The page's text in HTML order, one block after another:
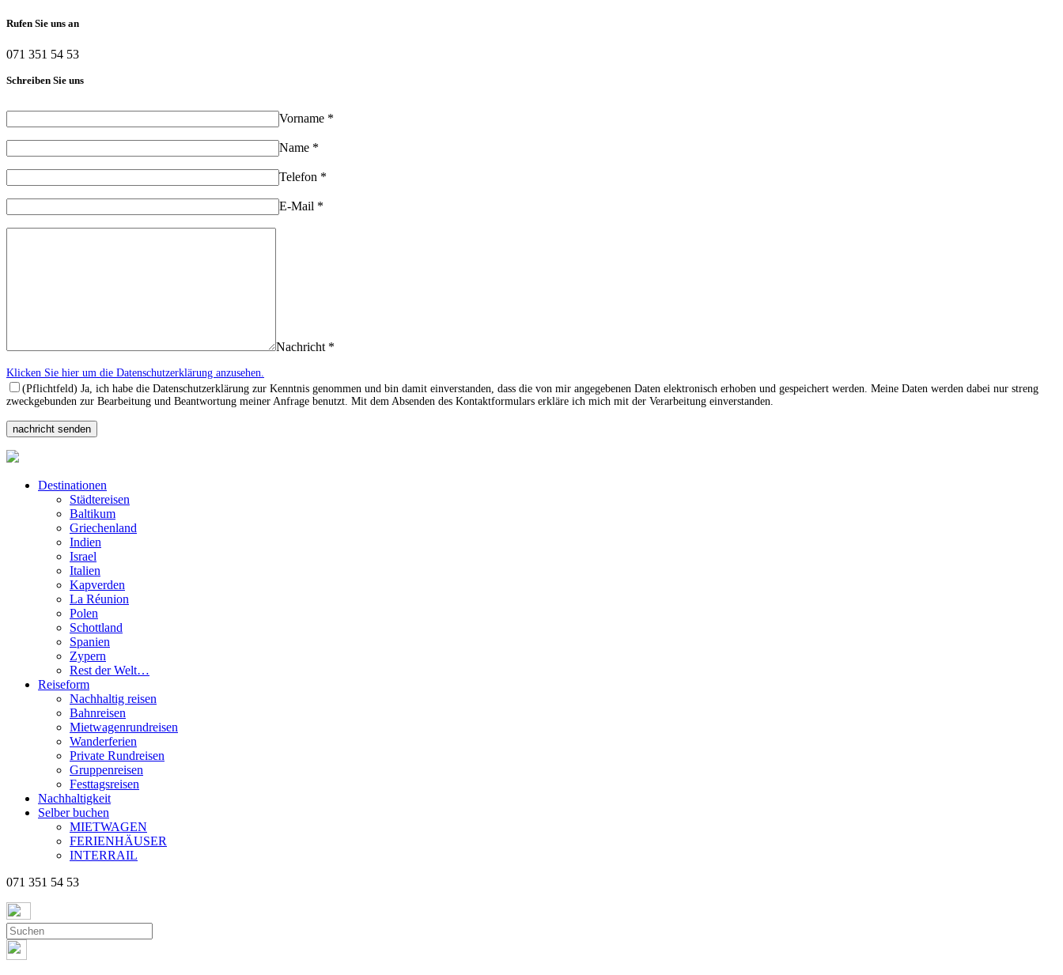
Rufen Sie uns an
071 351 54 53
Schreiben Sie uns
Vorname *
Name *
Telefon *
E-Mail *
Nachricht *
Klicken Sie hier um die Datenschutzerklärung anzusehen.
(Pflichtfeld) Ja, ich habe die Datenschutzerklärung zur Kenntnis genommen und bin damit einverstanden, dass die von mir angegebenen Daten elektronisch erhoben und gespeichert werden. Meine Daten werden dabei nur streng
zweckgebunden zur Bearbeitung und Beantwortung meiner Anfrage benutzt. Mit dem Absenden des Kontaktformulars erkläre ich mich mit der Verarbeitung einverstanden.
Destinationen
Städtereisen
Baltikum
Griechenland
Indien
Israel
Italien
Kapverden
La Réunion
Polen
Schottland
Spanien
Zypern
Rest der Welt…
Reiseform
Nachhaltig reisen
Bahnreisen
Mietwagenrundreisen
Wanderferien
Private Rundreisen
Gruppenreisen
Festtagsreisen
Nachhaltigkeit
Selber buchen
MIETWAGEN
FERIENHÄUSER
INTERRAIL
071 351 54 53